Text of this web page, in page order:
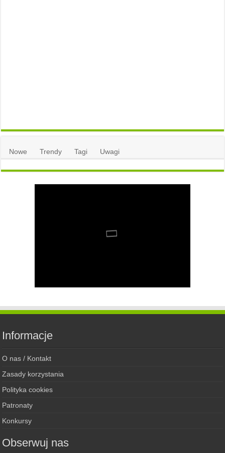
Nowe Trendy Tagi Uwagi
Informacje
O nas / Kontakt
Zasady korzystania
Polityka cookies
Patronaty
Konkursy
Obserwuj nas